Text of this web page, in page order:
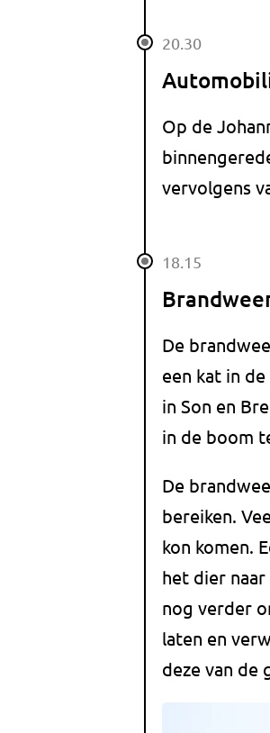
20.30
Op de
vervolgens
18.15
De
een kat in
in Son en
in de boom
De
bereiken.
kon komen.
het dier
nog verder
laten en
deze van de